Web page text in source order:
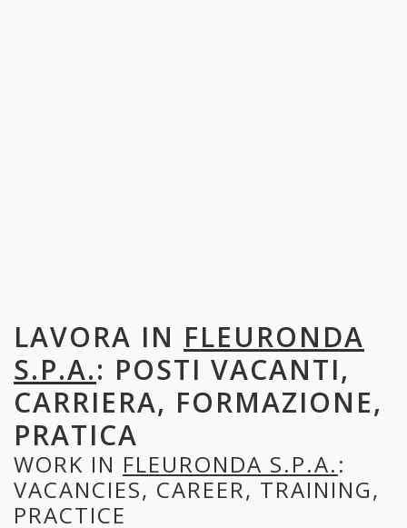
LAVORA IN FLEURONDA
S.P.A.: POSTI VACANTI,
CARRIERA, FORMAZIONE,
PRATICA
WORK IN FLEURONDA S.P.A.:
VACANCIES, CAREER, TRAINING,
PRACTICE